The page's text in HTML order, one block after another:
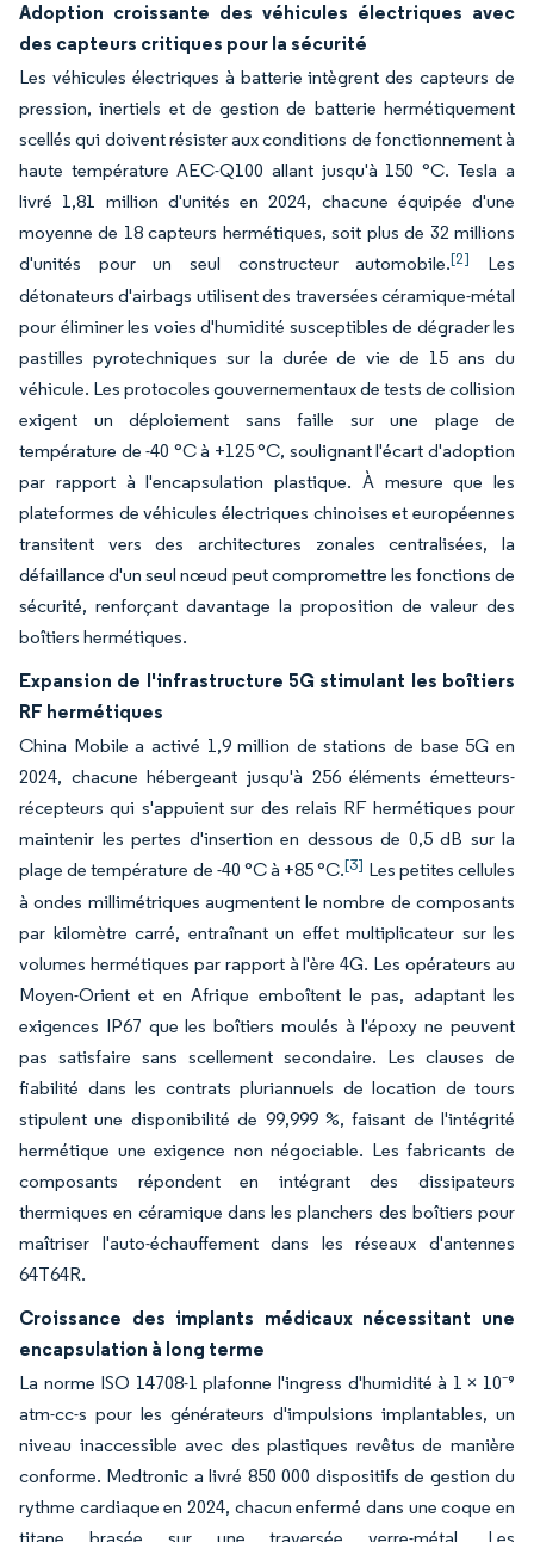
Adoption croissante des véhicules électriques avec
des capteurs critiques pour la sécurité
Les véhicules électriques à batterie intègrent des capteurs de
pression, inertiels et de gestion de batterie hermétiquement
scellés qui doivent résister aux conditions de fonctionnement à
haute température AEC-Q100 allant jusqu'à 150 °C. Tesla a
livré 1,81 million d'unités en 2024, chacune équipée d'une
moyenne de 18 capteurs hermétiques, soit plus de 32 millions
d'unités pour un seul constructeur automobile.[2]
Les
détonateurs d'airbags utilisent des traversées céramique-métal
pour éliminer les voies d'humidité susceptibles de dégrader les
pastilles pyrotechniques sur la durée de vie de 15 ans du
véhicule. Les protocoles gouvernementaux de tests de collision
exigent un déploiement sans faille sur une plage de
température de -40 °C à +125 °C, soulignant l'écart d'adoption
par rapport à l'encapsulation plastique. À mesure que les
plateformes de véhicules électriques chinoises et européennes
transitent vers des architectures zonales centralisées, la
défaillance d'un seul nœud peut compromettre les fonctions de
sécurité, renforçant davantage la proposition de valeur des
boîtiers hermétiques.
Expansion de l'infrastructure 5G stimulant les boîtiers
RF hermétiques
China Mobile a activé 1,9 million de stations de base 5G en
2024, chacune hébergeant jusqu'à 256 éléments émetteurs-
récepteurs qui s'appuient sur des relais RF hermétiques pour
maintenir les pertes d'insertion en dessous de 0,5 dB sur la
plage de température de -40 °C à +85 °C.[3] Les petites cellules
à ondes millimétriques augmentent le nombre de composants
par kilomètre carré, entraînant un effet multiplicateur sur les
volumes hermétiques par rapport à l'ère 4G. Les opérateurs au
Moyen-Orient et en Afrique emboîtent le pas, adaptant les
exigences IP67 que les boîtiers moulés à l'époxy ne peuvent
pas satisfaire sans scellement secondaire. Les clauses de
fiabilité dans les contrats pluriannuels de location de tours
stipulent une disponibilité de 99,999 %, faisant de l'intégrité
hermétique une exigence non négociable. Les fabricants de
composants répondent en intégrant des dissipateurs
thermiques en céramique dans les planchers des boîtiers pour
maîtriser l'auto-échauffement dans les réseaux d'antennes
64T64R.
Croissance des implants médicaux nécessitant une
encapsulation à long terme
La norme ISO 14708-1 plafonne l'ingress d'humidité à 1 × 10⁻⁹
atm-cc-s pour les générateurs d'impulsions implantables, un
niveau inaccessible avec des plastiques revêtus de manière
conforme. Medtronic a livré 850 000 dispositifs de gestion du
rythme cardiaque en 2024, chacun enfermé dans une coque en